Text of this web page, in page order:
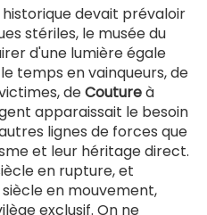
devait prévaloir
stériles, le musée du
d'une lumière égale
temps en vainqueurs, de
deCoutureà
apparaissait le besoin
lignes de forces que
et leur héritage direct.
en rupture, et
en mouvement,
exclusif. On ne